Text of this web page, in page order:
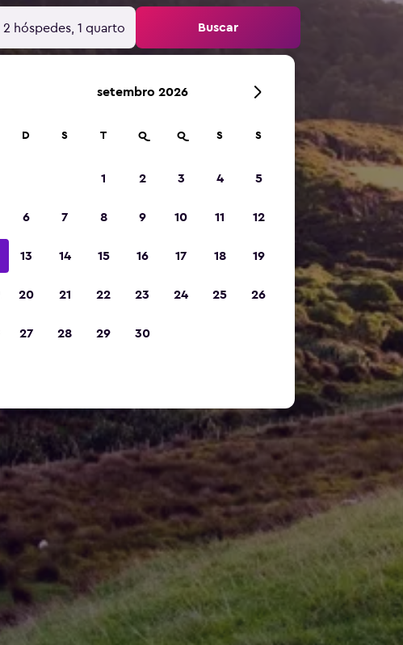
2 hóspedes, 1 quarto Buscar
setembro 2026
D S T Q Q S S
1 2 3 4 5
6 7 8 9 10 11 12
13 14 15 16 17 18 19
20 21 22 23 24 25 26
27 28 29 30